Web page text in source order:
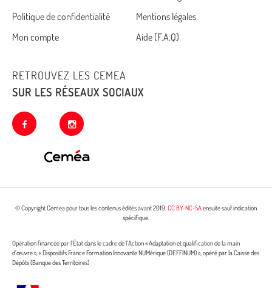
footer
Politique de confidentialité
Mentions légales
Mon compte
Aide (F.A.Q)
RETROUVEZ LES CEMEA
SUR LES RÉSEAUX SOCIAUX
facebook instagram
© Copyright Cemea pour tous les contenus édités avant 2019.CC BY-NC-SAensuite sauf indication
spécifique.
Opération financée par l’État dans le cadre de l’Action « Adaptation et qualification de la main
d’œuvre », « Dispositifs France Formation Innovante NUMérique (DEFFINUM) », opéré par la Caisse des
Dépôts (Banque des Territoires)